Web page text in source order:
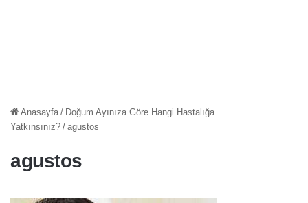
Anasayfa / Doğum Ayınıza Göre Hangi Hastalığa
Yatkınsınız? / agustos
agustos